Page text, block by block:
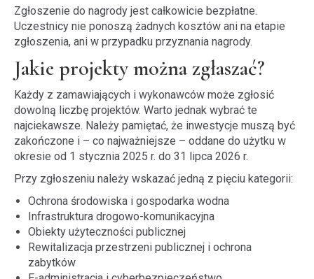
Zgłoszenie do nagrody jest całkowicie bezpłatne.
Uczestnicy nie ponoszą żadnych kosztów ani na etapie
zgłoszenia, ani w przypadku przyznania nagrody.
Jakie projekty można zgłaszać?
Każdy z zamawiających i wykonawców może zgłosić
dowolną liczbę projektów. Warto jednak wybrać te
najciekawsze. Należy pamiętać, że inwestycje muszą być
zakończone i – co najważniejsze – oddane do użytku w
okresie od 1 stycznia 2025 r. do 31 lipca 2026 r.
Przy zgłoszeniu należy wskazać jedną z pięciu kategorii:
Ochrona środowiska i gospodarka wodna
Infrastruktura drogowo-komunikacyjna
Obiekty użyteczności publicznej
Rewitalizacja przestrzeni publicznej i ochrona
zabytków